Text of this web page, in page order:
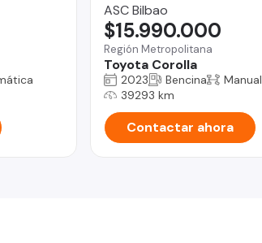
ASC Bilbao
Región Metropolitana
Toyota Corolla
$15.990.000
2023 Bencina
Manual
39293 km
Contactar ahora